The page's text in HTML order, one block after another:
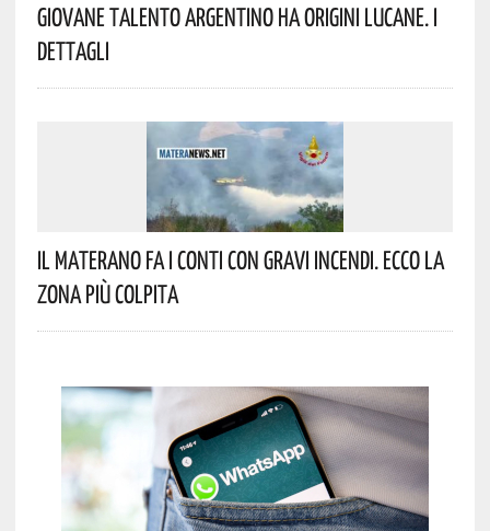
Giovane Talento Argentino Ha Origini Lucane. I
Dettagli
Il Materano Fa I Conti Con Gravi Incendi. Ecco La
Zona Più Colpita